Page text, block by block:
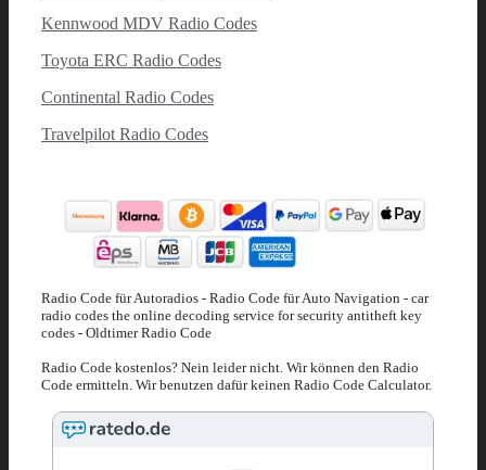
Kennwood MDV Radio Codes
Toyota ERC Radio Codes
Continental Radio Codes
Travelpilot Radio Codes
Radio Code für Autoradios - Radio Code für Auto Navigation - car
radio codes the online decoding service for security antitheft key
codes - Oldtimer Radio Code
Radio Code kostenlos? Nein leider nicht. Wir können den Radio
Code ermitteln. Wir benutzen dafür keinen Radio Code Calculator.